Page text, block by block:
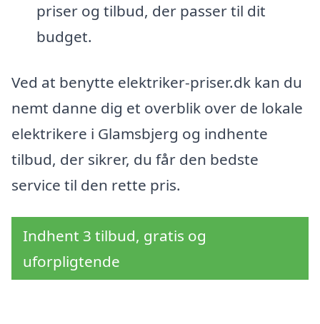
priser og tilbud, der passer til dit
budget.
Ved at benytte elektriker-priser.dk kan du
nemt danne dig et overblik over de lokale
elektrikere i Glamsbjerg og indhente
tilbud, der sikrer, du får den bedste
service til den rette pris.
Indhent 3 tilbud, gratis og
uforpligtende